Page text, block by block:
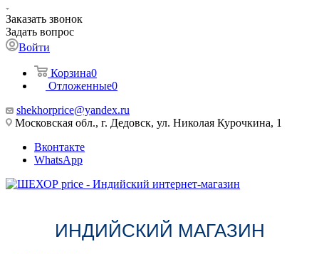
Заказать звонок
Задать вопрос
Войти
Корзина0
Отложенные0
shekhorprice@yandex.ru
Московская обл., г. Дедовск, ул. Николая Курочкина, 1
Вконтакте
WhatsApp
ИНДИЙСКИЙ МАГАЗИН